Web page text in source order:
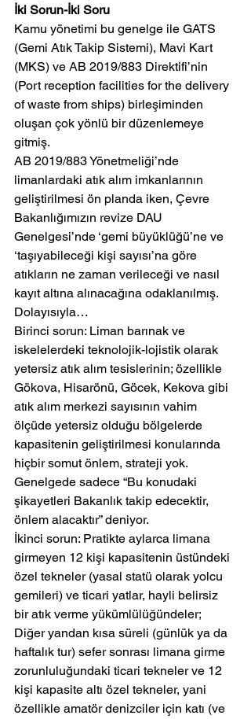
İki Sorun-İki Soru
Kamu yönetimi bu genelge ile GATS
(Gemi Atık Takip Sistemi), Mavi Kart
(MKS) ve AB 2019/883 Direktifi’nin
(Port reception facilities for the delivery
of waste from ships) birleşiminden
oluşan çok yönlü bir düzenlemeye
gitmiş.
AB 2019/883 Yönetmeliği’nde
limanlardaki atık alım imkanlarının
geliştirilmesi ön planda iken, Çevre
Bakanlığımızın revize DAU
Genelgesi’nde ‘gemi büyüklüğü’ne ve
‘taşıyabileceği kişi sayısı’na göre
atıkların ne zaman verileceği ve nasıl
kayıt altına alınacağına odaklanılmış.
Dolayısıyla…
Birinci sorun: Liman barınak ve
iskelelerdeki teknolojik-lojistik olarak
yetersiz atık alım tesislerinin; özellikle
Gökova, Hisarönü, Göcek, Kekova gibi
atık alım merkezi sayısının vahim
ölçüde yetersiz olduğu bölgelerde
kapasitenin geliştirilmesi konularında
hiçbir somut önlem, strateji yok.
Genelgede sadece “Bu konudaki
şikayetleri Bakanlık takip edecektir,
önlem alacaktır” deniyor.
İkinci sorun: Pratikte aylarca limana
girmeyen 12 kişi kapasitenin üstündeki
özel tekneler (yasal statü olarak yolcu
gemileri) ve ticari yatlar, hayli belirsiz
bir atık verme yükümlülüğündeler;
Diğer yandan kısa süreli (günlük ya da
haftalık tur) sefer sonrası limana girme
zorunluluğundaki ticari tekneler ve 12
kişi kapasite altı özel tekneler, yani
özellikle amatör denizciler için katı (ve